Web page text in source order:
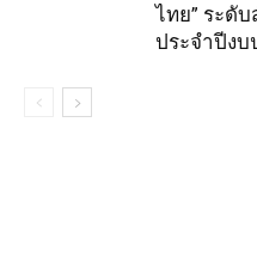
ไทย” ระดั
ประจำปีง